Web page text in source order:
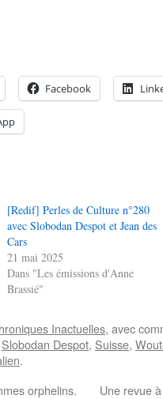
Facebook
[Redif] Perles de Culture n°280
avec Slobodan Despot et Jean des
Cars
21 mai 2025
Dans "Les émissions d'Anne
Brassié"
Inactuelles, avec
Slobodan Despot, Suisse,
.
orphelins. Une revue